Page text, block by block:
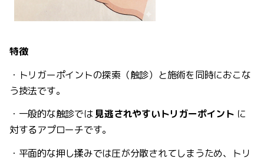
特徴
・トリガーポイントの探索（触診）と施術を同時におこな
う技法です。
・一般的な触診では見逃されやすいトリガーポイント に
対するアプローチです。
・平面的な押し揉みでは圧が分散されてしまうため、トリ